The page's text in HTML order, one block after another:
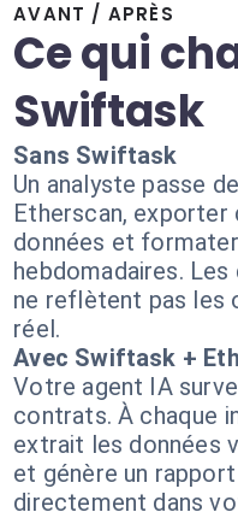
AVANT / APRÈS
Ce qui
Swiftask
Sans Swiftask
Un analyste passe
Etherscan, exporter
données et
hebdomadaires.
ne reflètent pas les
réel.
Avec Swiftask +
Votre agent IA
contrats. À chaque
extrait les données
et génère un
directement dans